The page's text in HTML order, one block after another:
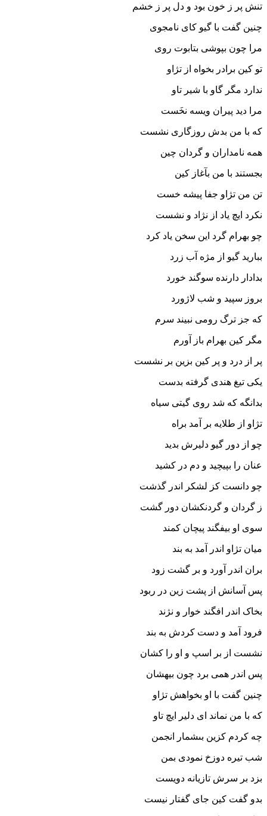
تنش پر ز خون بود و دل پر ز خشم‏
چنین گفت با گیو کاى نامجوى
مرا چون بپوشى بتابوت روى‏
تو کین برادر بخواه از تژاو
ندارد مگر گاو با شیر تاو
مرا دید پیران ویسه نخَست
که با من بدش روزگارى نشست‏
همه نامداران و گردان چین
بجستند با من بآغاز کین‏
تن من تژاو جفا پیشه خست
نکرد ایچ یاد از نژاد و نشست‏
چو بهرام گرد این سخن یاد کرد
ببارید گیو از مژه آب زرد
بدادار دارنده سوگند خورد
بروز سپید و شب لاژورد
که جز ترگ رومى نبیند سرم
مگر کین بهرام باز آورم‏
پر از درد و پر کین بزین بر نشست
یکى تیغ هندى گرفته بدست‏
بدانگه که شد روى گیتى سیاه
تژاو از طلایه بر آمد براه‏
چو از دور گیو دلیرش بدید
عنان را بپیچید و دم در کشید
چو دانست کز لشکر اندر گذشت
ز گردان و گردنکشان دور گشت‏
سوى او بیفگند پیچان کمند
میان تژاو اندر آمد به بند
بران اندر آورد و بر گشت زود
پس آسانش از پشت زین در ربود
بخاک اندر افگند خوار و نژند
فرود آمد و دست کردش به بند
نشست از بر اسپ و او را کشان
پس اندر همى برد چون بیهشان‏
چنین گفت با او بخواهش تژاو
که با من نماند اى دلیر ایچ تاو
چه کردم کزین بى‏شمار انجمن
شب تیره دوزخ نمودى بمن‏
بزد بر سرش تازیانه دویست
بدو گفت کین جاى گفتار نیست‏